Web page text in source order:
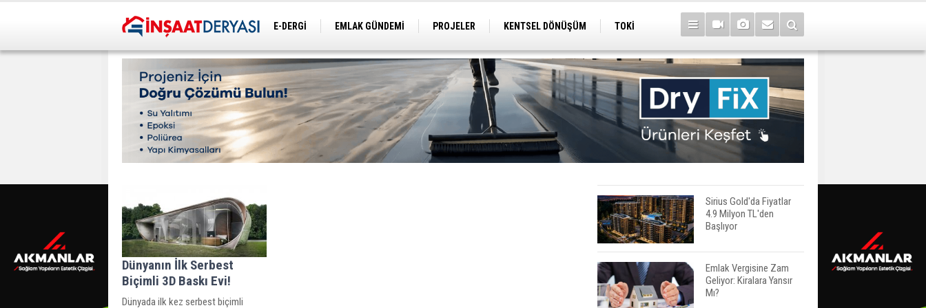
E-DERGİ EMLAK GÜNDEMİ PROJELER KENTSEL DÖNÜŞÜM
TOKİ
Dünyanın İlk Serbest
Biçimli 3D Baskı Evi!
Dünyada ilk kez serbest biçimli
Sirius Gold'da Fiyatlar
4.9 Milyon TL'den
Başlıyor
Emlak Vergisine Zam
Geliyor: Kiralara Yansır
Mı?